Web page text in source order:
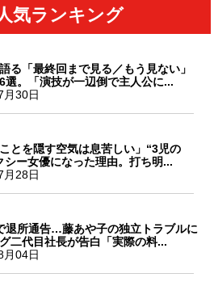
気ランキング
る「最終回まで見る／もう見ない」
選。「演技が一辺倒で主人公に...
月30日
ことを隠す空気は息苦しい」“3児の
シー女優になった理由。打ち明...
月28日
退所通告…藤あや子の独立トラブルに
二代目社長が告白「実際の料...
月04日